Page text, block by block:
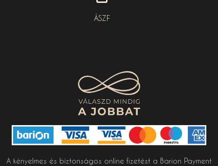
ÁSZF
A kényelmes és biztonságos online fizetést a Barion Payment